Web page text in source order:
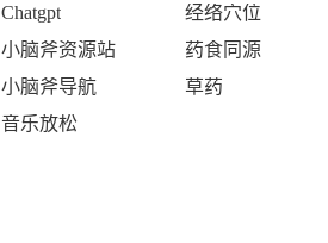
Chatgpt
小脑斧资源站
小脑斧导航
音乐放松
经络穴位
药食同源
草药